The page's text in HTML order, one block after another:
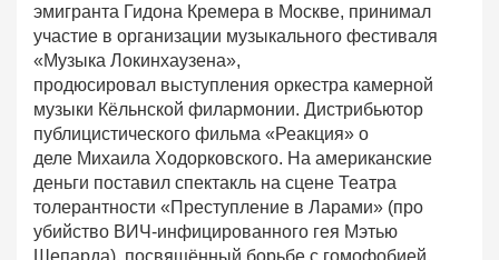
эмигранта Гидона Кремера в Москве, принимал
участие в организации музыкального фестиваля
«Музыка Локинхаузена»,
продюсировал выступления оркестра камерной
музыки Кёльнской филармонии. Дистрибьютор
публицистического фильма «Реакция» о
деле Михаила Ходорковского. На американские
деньги поставил спектакль на сцене Театра
толерантности «Преступление в Ларами» (про
убийство ВИЧ-инфицированного гея Мэтью
Шепарда), посвящённый борьбе с гомофобией.